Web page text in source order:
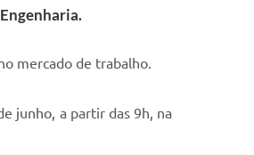
mercado de trabalho.
junho, a partir das 9h, na